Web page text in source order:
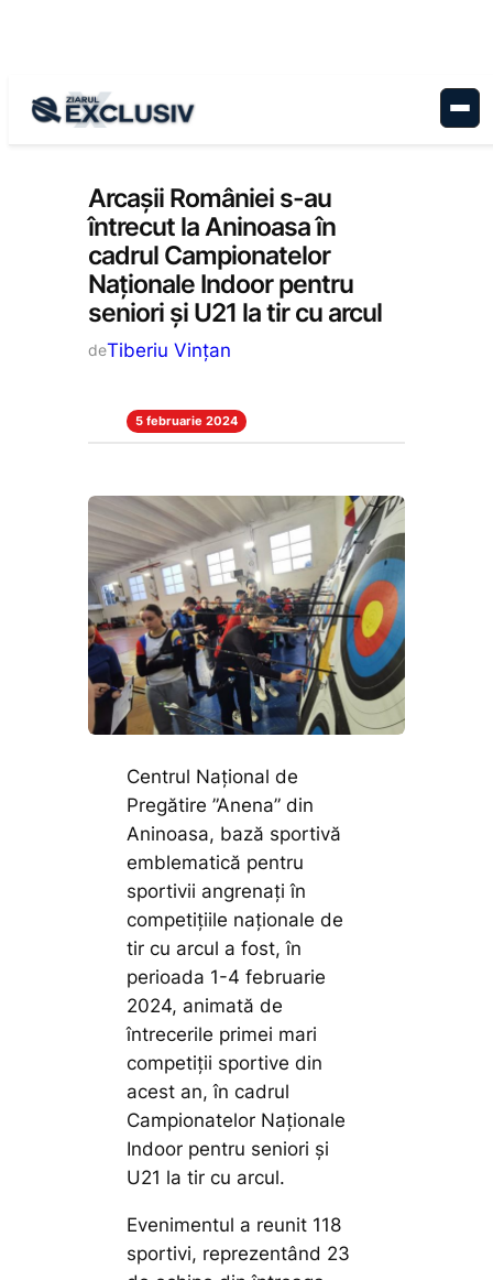
Stiri la zi
Arcașii României s-au
întrecut la Aninoasa în
cadrul Campionatelor
Naționale Indoor pentru
seniori și U21 la tir cu arcul
deTiberiu Vințan
5 februarie 2024
Centrul Național de
Pregătire ”Anena” din
Aninoasa, bază sportivă
emblematică pentru
sportivii angrenați în
competițiile naționale de
tir cu arcul a fost, în
perioada 1-4 februarie
2024, animată de
întrecerile primei mari
competiții sportive din
acest an, în cadrul
Campionatelor Naționale
Indoor pentru seniori și
U21 la tir cu arcul.
Evenimentul a reunit 118
sportivi, reprezentând 23